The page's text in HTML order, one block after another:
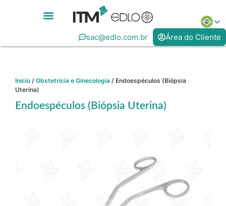
sac@edlo.com.br Área do Cliente
Início / Obstetrícia e Ginecologia / Endoespéculos (Biópsia
Uterina)
Endoespéculos (Biópsia Uterina)